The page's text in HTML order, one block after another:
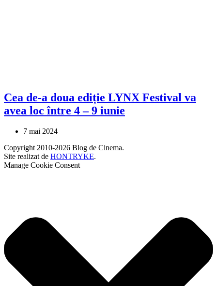
Cea de-a doua ediție LYNX Festival va
avea loc între 4 – 9 iunie
7 mai 2024
Copyright 2010-2026 Blog de Cinema.
Site realizat de HONTRYKE.
Manage Cookie Consent